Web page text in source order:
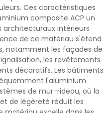
Ces caractéristiques
composite ACP un
architecturaux intérieurs
de ce matériau s'étend
notamment les façades de
les revêtements
décoratifs. Les bâtiments
l'aluminium
de mur-rideau, où la
de légèreté réduit les